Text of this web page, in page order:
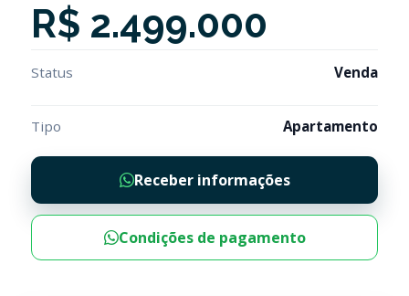
R$ 2.499.000
Status Venda
Tipo Apartamento
Receber informações
Condições de pagamento